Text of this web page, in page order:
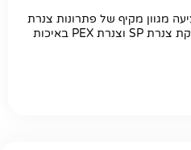
מגוון מקיף של פתרונות צנרת
לכל צורך. אנו מתמחים באספקת צנרת SP וצנרת PEX באיכות